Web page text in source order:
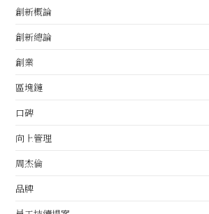
創新概論
創新總論
創業
區塊鏈
口碑
向上管理
周杰倫
品牌